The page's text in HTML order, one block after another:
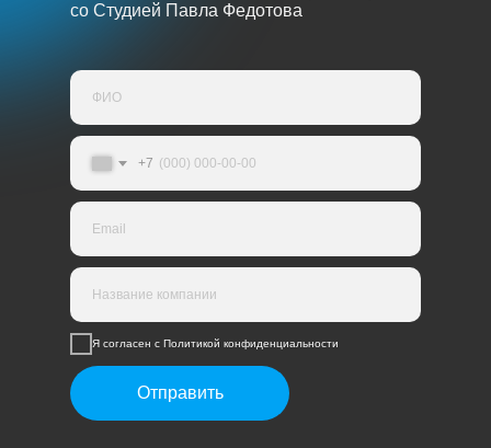
+7
Я согласен с Политикой конфиденциальности
Отправить
со Студией Павла Федотова